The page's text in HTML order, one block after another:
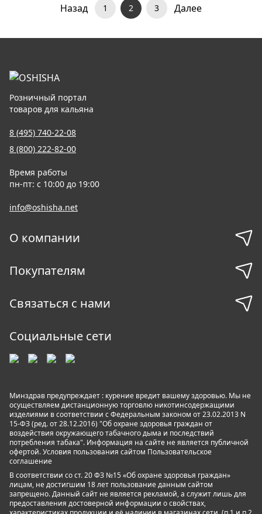
Назад 1 2 3 Далее
Розничный портал
товаров для кальяна
8 (495) 740-22-08
8 (800) 222-82-00
Время работы
пн-пт: с 10:00 до 19:00
info@oshisha.net
О компании
Покупателям
Связаться с нами
Социальные сети
Минздрав предупреждает : курение вредит вашему здоровью. Мы не
осуществляем дистанционную торговлю никотинсодержащими
изделиями в соответствии с Федеральным законом от 23.02.2013 N
15-ФЗ (ред. от 28.12.2016) "Об охране здоровья граждан от
воздействия окружающего табачного дыма и последствий
потребления табака". Информация на сайте не является публичной
офертой. Условия пользования сайтом Пользовательское
соглашение
В соответствии со ст. 20 ФЗ №15 «Об охране здоровья граждан»
лицам, не достигшим 18 лет пользование данным сайтом
запрещено. Данный сайт не является рекламой, а служит лишь для
предоставления достоверной информации о свойствах,